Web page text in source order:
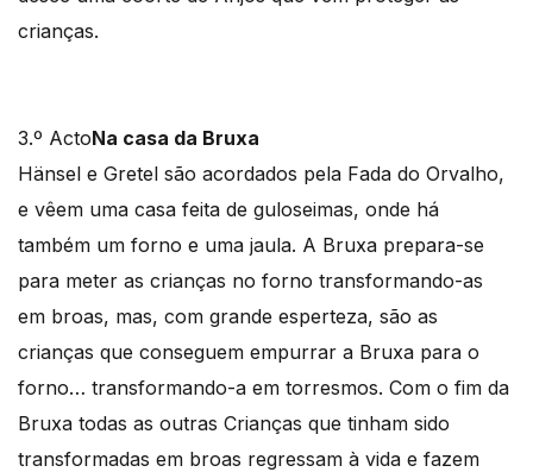
crianças.
3.º ActoNa casa da Bruxa
Hänsel e Gretel são acordados pela Fada do Orvalho,
e vêem uma casa feita de guloseimas, onde há
também um forno e uma jaula. A Bruxa prepara-se
para meter as crianças no forno transformando-as
em broas, mas, com grande esperteza, são as
crianças que conseguem empurrar a Bruxa para o
forno… transformando-a em torresmos. Com o fim da
Bruxa todas as outras Crianças que tinham sido
transformadas em broas regressam à vida e fazem